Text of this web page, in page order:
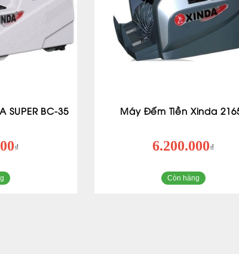
SUPER BC-35
₫
Máy Đếm Tiền Xinda
6.200.000₫
Còn hàng